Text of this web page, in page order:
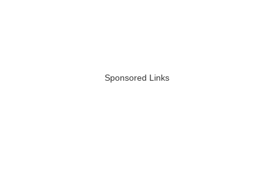
Sponsored Links